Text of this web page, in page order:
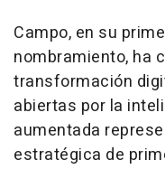
Campo, en su
nombramiento, ha
transformación
abiertas por la
aumentada
estratégica de